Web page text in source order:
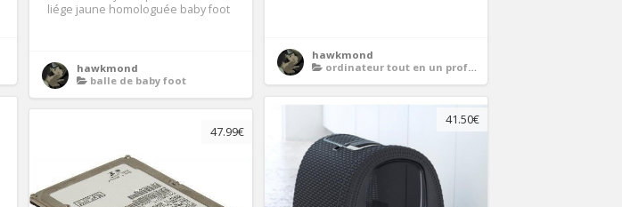
liége jaune homologuée baby foot
hawkmond
balle de baby foot
hawkmond
ordinateur tout en un professionnel
41.50€
47.99€